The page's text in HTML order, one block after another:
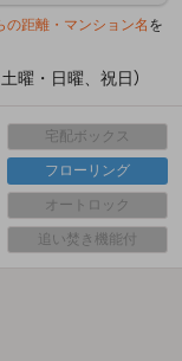
の距離・マンション名 を
曜・日曜、祝日）
宅配ボックス
フローリング
オートロック
追い焚き機能付